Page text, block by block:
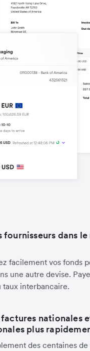
fournisseurs dans
facilement vos fonds
une autre devise.
taux interbancaire.
factures nationales
plus
des centaines